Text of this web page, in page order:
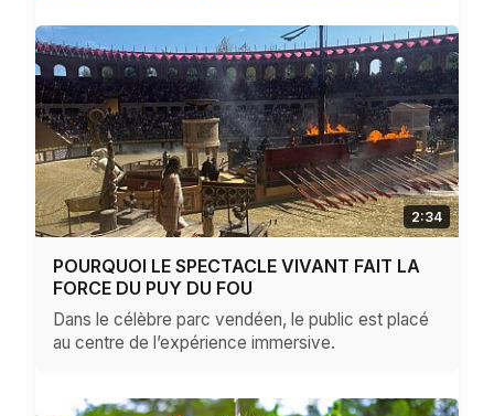
2:34
POURQUOI LE SPECTACLE VIVANT FAIT LA
FORCE DU PUY DU FOU
Dans le célèbre parc vendéen, le public est placé
au centre de l’expérience immersive.